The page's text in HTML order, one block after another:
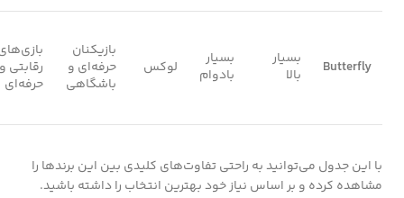
Butterfly
بسیار
بالا
بسیار
بادوام
لوکس
بازیکنان
حرفه‌ای و
باشگاهی
رقابتی و
حرفه‌ای
با این جدول می‌توانید به راحتی تفاوت‌های کلیدی بین این برندها را
مشاهده کرده و بر اساس نیاز خود بهترین انتخاب را داشته باشید.